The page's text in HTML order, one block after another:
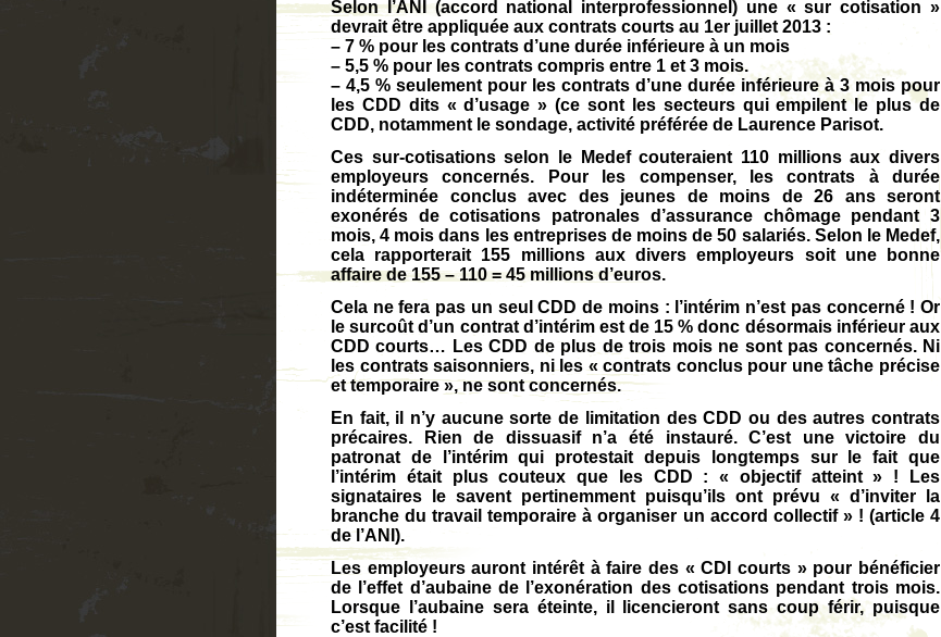
Selon l’ANI (accord national interprofessionnel) une « sur cotisation »
devrait être appliquée aux contrats courts au 1er juillet 2013 :
– 7 % pour les contrats d’une durée inférieure à un mois
– 5,5 % pour les contrats compris entre 1 et 3 mois.
– 4,5 % seulement pour les contrats d’une durée inférieure à 3 mois pour
les CDD dits « d’usage » (ce sont les secteurs qui empilent le plus de
CDD, notamment le sondage, activité préférée de Laurence Parisot.
Ces sur-cotisations selon le Medef couteraient 110 millions aux divers
employeurs concernés. Pour les compenser, les contrats à durée
indéterminée conclus avec des jeunes de moins de 26 ans seront
exonérés de cotisations patronales d’assurance chômage pendant 3
mois, 4 mois dans les entreprises de moins de 50 salariés. Selon le Medef,
cela rapporterait 155 millions aux divers employeurs soit une bonne
affaire de 155 – 110 = 45 millions d’euros.
Cela ne fera pas un seul CDD de moins : l’intérim n’est pas concerné ! Or
le surcoût d’un contrat d’intérim est de 15 % donc désormais inférieur aux
CDD courts… Les CDD de plus de trois mois ne sont pas concernés. Ni
les contrats saisonniers, ni les « contrats conclus pour une tâche précise
et temporaire », ne sont concernés.
En fait, il n’y aucune sorte de limitation des CDD ou des autres contrats
précaires. Rien de dissuasif n’a été instauré. C’est une victoire du
patronat de l’intérim qui protestait depuis longtemps sur le fait que
l’intérim était plus couteux que les CDD : « objectif atteint » ! Les
signataires le savent pertinemment puisqu’ils ont prévu « d’inviter la
branche du travail temporaire à organiser un accord collectif » ! (article 4
de l’ANI).
Les employeurs auront intérêt à faire des « CDI courts » pour bénéficier
de l’effet d’aubaine de l’exonération des cotisations pendant trois mois.
Lorsque l’aubaine sera éteinte, il licencieront sans coup férir, puisque
c’est facilité !